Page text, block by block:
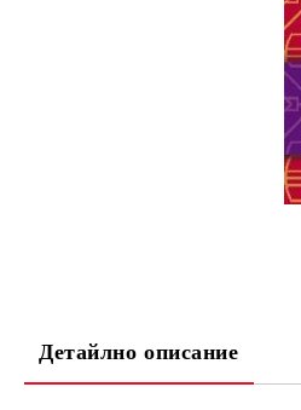
Детайлно описание